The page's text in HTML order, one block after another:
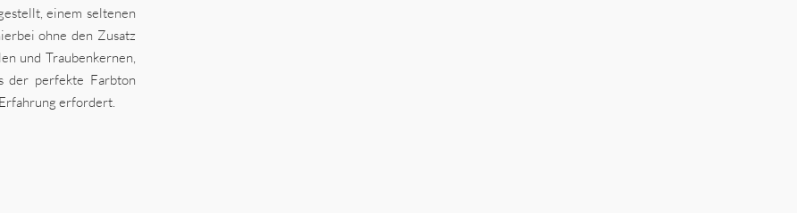
einem seltenen
ohne den Zusatz
und Traubenkernen,
der perfekte Farbton
erfordert.